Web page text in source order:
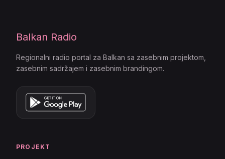
Balkan Radio
Regionalni radio portal za Balkan sa zasebnim projektom,
zasebnim sadržajem i zasebnim brandingom.
PROJEKT